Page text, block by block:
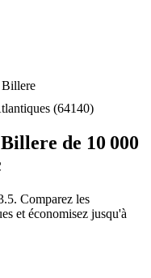
Billere
(64140)
Billere de 10 000
Comparez les
et économisez jusqu'à